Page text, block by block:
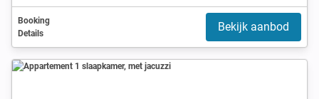
Booking
Details
Bekijk aanbod